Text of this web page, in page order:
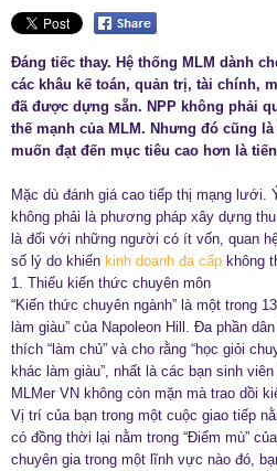
Đáng tiếc thay. Hệ thống MLM dành
các khâu kế toán, quản trị, tài chính,
đã được dựng sẵn. NPP không phải
thế mạnh của MLM. Nhưng đó cũng
muốn đạt đến mục tiêu cao hơn là
Mặc dù đánh giá cao tiếp thị mạng lưới.
không phải là phương pháp xây dựng
là đối với những người có ít vốn, quan
số lý do khiến kinh doanh đa cấp không
1. Thiếu kiến thức chuyên môn
“Kiến thức chuyên ngành” là một trong
làm giàu” của Napoleon Hill. Đa phần
thích “làm chủ” và cho rằng “học giỏi
khác làm giàu”, nhất là các bạn sinh
MLMer VN không còn mặn mà trao dồi
Vị trí của bạn trong một cuộc giao tiếp
có đồng thời lại nằm trong “Điểm mù”
chuyên gia trong một lĩnh vực nào đó,